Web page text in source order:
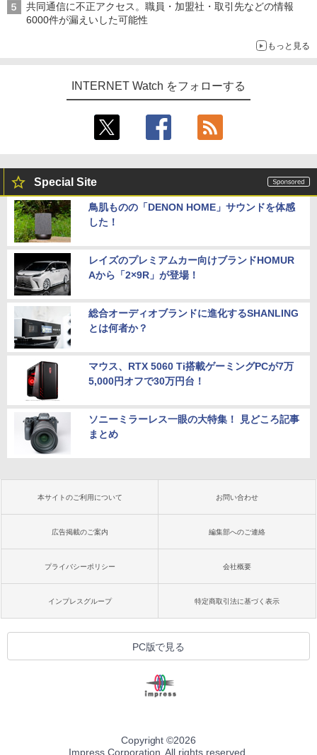
共同通信に不正アクセス。職員・加盟社・取引先などの情報
6000件が漏えいした可能性
もっと見る
INTERNET Watch をフォローする
Special Site
鳥肌ものの「DENON HOME」サウンドを体感
した！
レイズのプレミアムカー向けブランドHOMUR
Aから「2×9R」が登場！
総合オーディオブランドに進化するSHANLING
とは何者か？
マウス、RTX 5060 Ti搭載ゲーミングPCが7万
5,000円オフで30万円台！
ソニーミラーレス一眼の大特集！ 見どころ記事
まとめ
本サイトのご利用について お問い合わせ
広告掲載のご案内 編集部へのご連絡
プライバシーポリシー 会社概要
インプレスグループ 特定商取引法に基づく表示
PC版で見る
Copyright ©2026
Impress Corporation. All rights reserved.